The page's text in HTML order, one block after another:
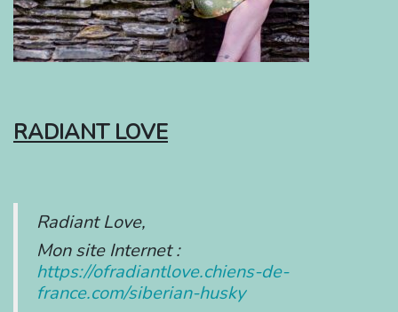
RADIANT LOVE
Radiant Love,
Mon site Internet :
https://ofradiantlove.chiens-de-
france.com/siberian-husky